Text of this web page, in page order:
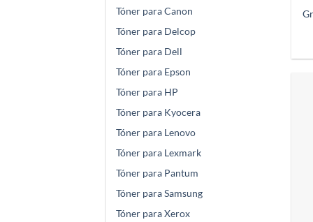
Tóner para Canon
Tóner para Delcop
Tóner para Dell
Tóner para Epson
Tóner para HP
Tóner para Kyocera
Tóner para Lenovo
Tóner para Lexmark
Tóner para Pantum
Tóner para Samsung
Tóner para Xerox